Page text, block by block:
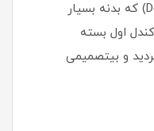
کندل دوم: یک کندل دوجی (Doji) که بدنه بسیار
اول بسته
و بیتصمیمی